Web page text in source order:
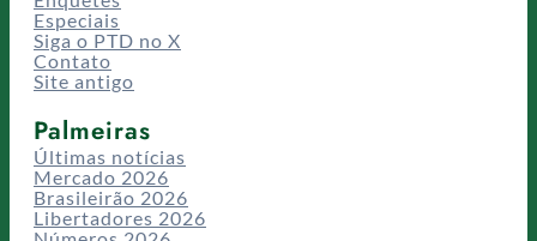
Especiais
Siga o PTD no X
Contato
Site antigo
Palmeiras
Últimas notícias
Mercado 2026
Brasileirão 2026
Libertadores 2026